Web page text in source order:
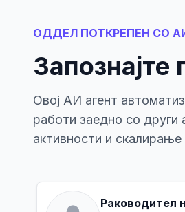
ОДДЕЛ ПОТКРЕПЕН СО
Овој АИ агент
работи заедно со други
активности и скалирање
Раководител